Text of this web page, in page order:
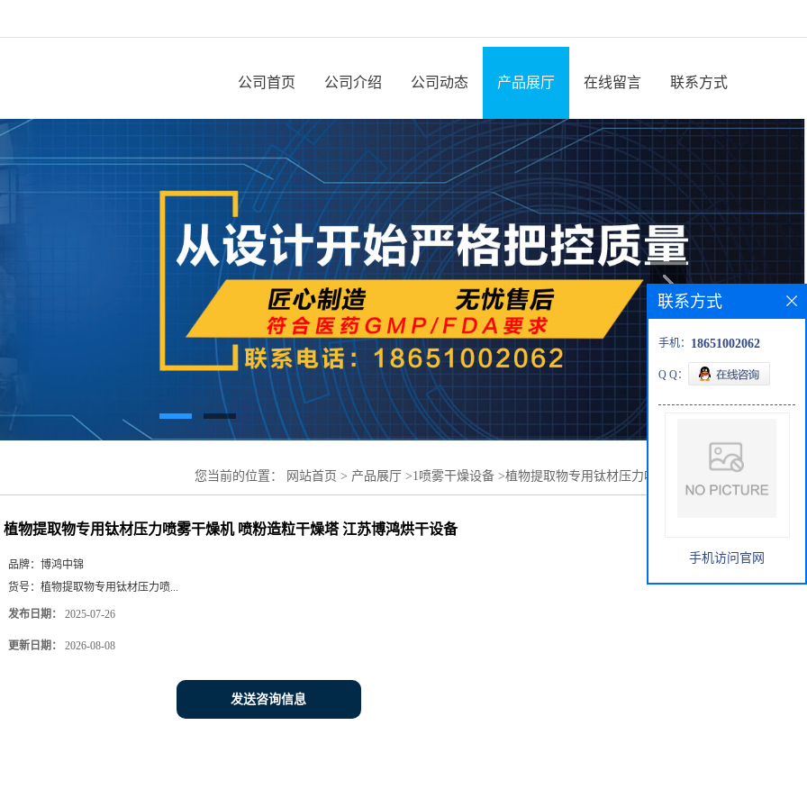
公司首页 公司介绍 公司动态 产品展厅 在线留言 联系方式
您当前的位置： 网站首页 > 产品展厅 >1喷雾干燥设备 >植物提取物专用钛材压力喷雾干燥机 喷
植物提取物专用钛材压力喷雾干燥机 喷粉造粒干燥塔 江苏博鸿烘干设备
品牌： 博鸿中锦
货号： 植物提取物专用钛材压力喷...
发布日期： 2025-07-26
更新日期： 2026-08-08
发送咨询信息
联系方式
手机： 18651002062
Q Q：
手机访问官网